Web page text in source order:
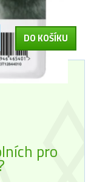
DO KOŠÍKU
pro